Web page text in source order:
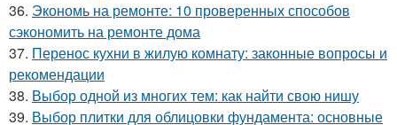
36. Экономь на ремонте: 10 проверенных способов
сэкономить на ремонте дома
37. Перенос кухни в жилую комнату: законные вопросы и
рекомендации
38. Выбор одной из многих тем: как найти свою нишу
39. Выбор плитки для облицовки фундамента: основные